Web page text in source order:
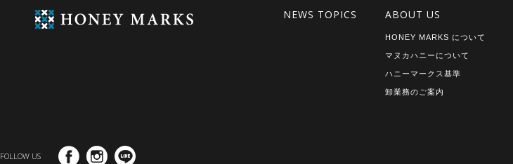
NEWS TOPICS ABOUT US
HONEY MARKS について
マヌカハニーについて
ハニーマークス基準
卸業務のご案内
FOLLOW US